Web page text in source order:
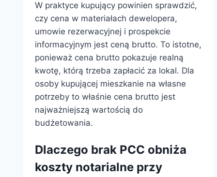
W praktyce kupujący powinien sprawdzić,
czy cena w materiałach dewelopera,
umowie rezerwacyjnej i prospekcie
informacyjnym jest ceną brutto. To istotne,
ponieważ cena brutto pokazuje realną
kwotę, którą trzeba zapłacić za lokal. Dla
osoby kupującej mieszkanie na własne
potrzeby to właśnie cena brutto jest
najważniejszą wartością do
budżetowania.
Dlaczego brak PCC obniża
koszty notarialne przy